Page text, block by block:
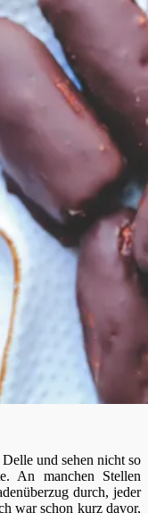
und sehen nicht so
An manchen Stellen
durch, jeder
war schon kurz davor,